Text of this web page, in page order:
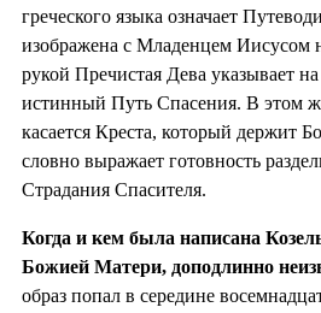
греческого языка означает
изображена с Младенцем Иисусом
рукой Пречистая Дева указывает
истинный Путь Спасения. В этом
касается Креста, который держит
словно выражает готовность
Страдания Спасителя.
Когда и кем была написана
Божией Матери, доподлинно
образ попал в середине